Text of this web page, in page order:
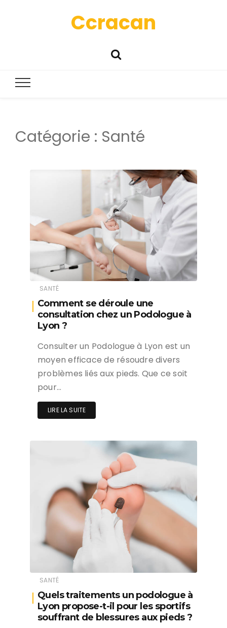
Ccracan
Catégorie : Santé
SANTÉ
Comment se déroule une
consultation chez un Podologue à
Lyon ?
Consulter un Podologue à Lyon est un
moyen efficace de résoudre divers
problèmes liés aux pieds. Que ce soit
pour…
LIRE LA SUITE
SANTÉ
Quels traitements un podologue à
Lyon propose-t-il pour les sportifs
souffrant de blessures aux pieds ?